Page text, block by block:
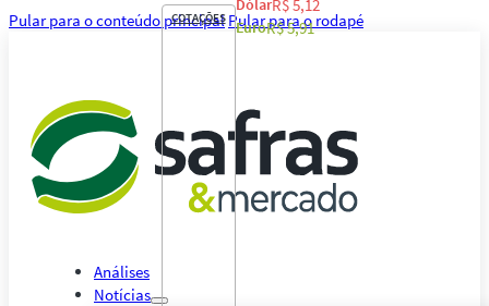
Pular para o conteúdo principal Pular para o rodapé
Análises
Notícias
COTAÇÕES
DólarR$ 5,12
EuroR$ 5,91